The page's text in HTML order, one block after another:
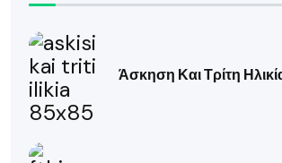
Άσκηση Και Τρίτη